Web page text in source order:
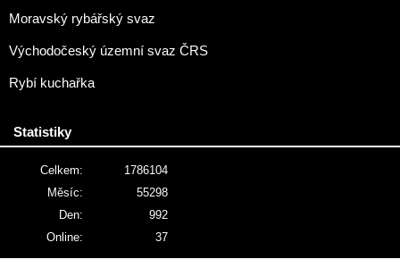
Moravský rybářský svaz
Východočeský územní svaz ČRS
Rybí kuchařka
Statistiky
Online: 37
Celkem:
1786104
Měsíc:
55298
Den:
992